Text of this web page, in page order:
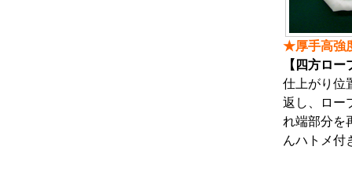
★厚手高強
【四方ロ
仕上がり位
返し、ロー
れ端部分を
んハトメ付